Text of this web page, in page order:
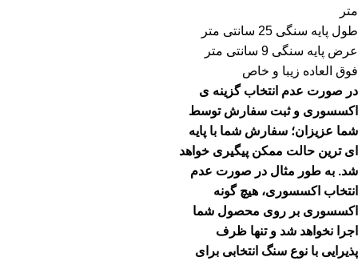
متر
طول پایه سنگی 25 سانتی متر
عرض پایه سنگی 9 سانتی متر
فوق العاده زیبا و خاص
در صورت عدم انتخاب گزینه ی
اکسسوری و ثبت سفارش توسط
شما عزیزان؛ سفارش شما با پایه
ای ترین حالت ممکن پیگیری خواهد
شد. به طور مثال در صورت عدم
انتخاب اکسسوری، هیچ گونه
اکسسوری بر روی محصول شما
اجرا نخواهد شد و تنها ظرف
پذیرایی با نوع سنگ انتخابی برای